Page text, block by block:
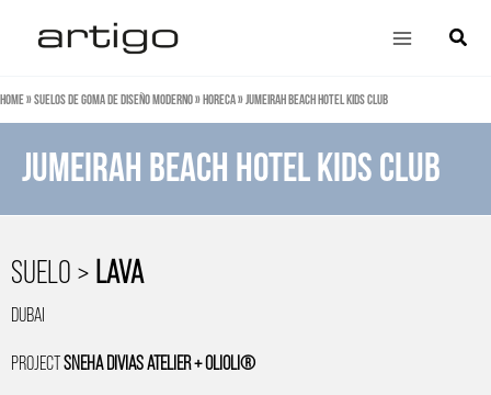
contenido
Main
Home»Suelos de goma de diseño moderno»HoReCa»Jumeirah Beach Hotel Kids Club
Jumeirah Beach Hotel Kids Club
SUELO >LAVA
DUBAI
PROJECTSNEHA DIVIAS ATELIER + OLIOLI®